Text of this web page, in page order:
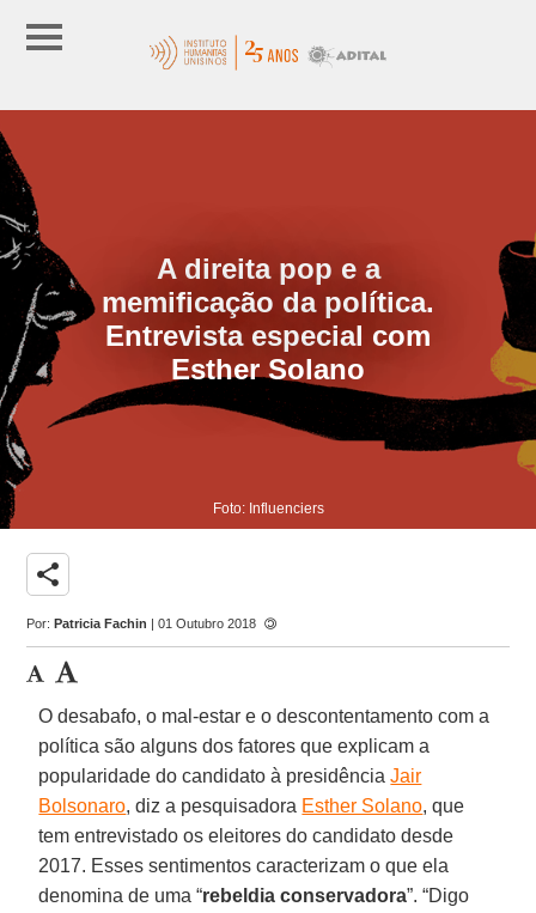
A direita pop e a
memificação da política.
Entrevista especial com
Esther Solano
Foto: Influenciers
share
Por:Patricia Fachin | 01 Outubro 2018
O desabafo, o mal-estar e o descontentamento com a
política são alguns dos fatores que explicam a
popularidade do candidato à presidênciaJair
Bolsonaro, diz a pesquisadora Esther Solano, que
tem entrevistado os eleitores do candidato desde
2017. Esses sentimentos caracterizam o que ela
denomina de uma “rebeldia conservadora”. “Digo